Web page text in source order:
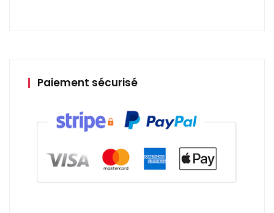
Paiement sécurisé